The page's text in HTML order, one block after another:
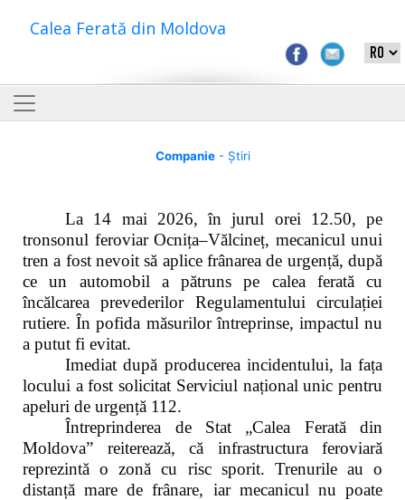
Calea Ferată din Moldova
Companie- Știri
La 14 mai 2026, în jurul orei 12.50, pe
tronsonul feroviar Ocnița–Vălcineț, mecanicul unui
tren a fost nevoit să aplice frânarea de urgență, după
ce un automobil a pătruns pe calea ferată cu
încălcarea prevederilor Regulamentului circulației
rutiere. În pofida măsurilor întreprinse, impactul nu
a putut fi evitat.
Imediat după producerea incidentului, la fața
locului a fost solicitat Serviciul național unic pentru
apeluri de urgență 112.
Întreprinderea de Stat „Calea Ferată din
Moldova” reiterează, că infrastructura feroviară
reprezintă o zonă cu risc sporit. Trenurile au o
distanță mare de frânare, iar mecanicul nu poate